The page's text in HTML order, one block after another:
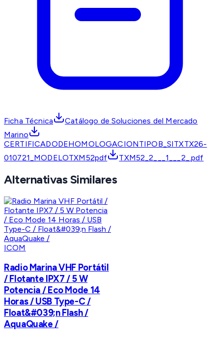
Ficha Técnica
Catálogo de Soluciones del Mercado
Marino
CERTIFICADODEHOMOLOGACIONTIPOB_SITXTX26-
010721_MODELOTXM52pdf
TXM52_2___1___2_.pdf
Alternativas Similares
ICOM
Radio Marina VHF Portátil
/ Flotante IPX7 / 5 W
Potencia / Eco Mode 14
Horas / USB Type-C /
Float&#039;n Flash /
AquaQuake /